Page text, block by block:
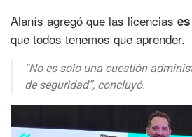
Alanís agregó que las licencias
que todos tenemos que aprender.
“No es solo una cuestión
de seguridad”, concluyó.